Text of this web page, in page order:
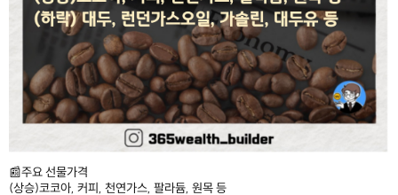
📰주요 선물가격
(상승)코코아, 커피, 천연가스, 팔라듐, 원목 등